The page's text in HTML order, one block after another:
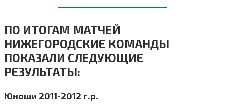
ПО ИТОГАМ МАТЧЕЙ
НИЖЕГОРОДСКИЕ КОМАНДЫ
ПОКАЗАЛИ СЛЕДУЮЩИЕ
РЕЗУЛЬТАТЫ:
Юноши 2011-2012 г.р.